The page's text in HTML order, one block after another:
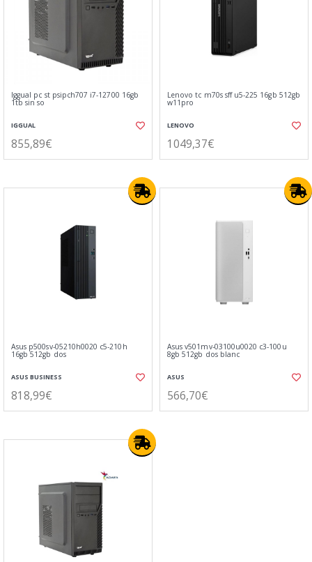
Iggual pc st psipch707 i7-12700 16gb
1tb sin so
IGGUAL
855,89€
Lenovo tc m70s sff u5-225 16gb 512gb
w11pro
LENOVO
1049,37€
Asus p500sv-05210h0020 c5-210h
16gb 512gb dos
ASUS BUSINESS
818,99€
Asus v501mv-03100u0020 c3-100u
8gb 512gb dos blanc
ASUS
566,70€